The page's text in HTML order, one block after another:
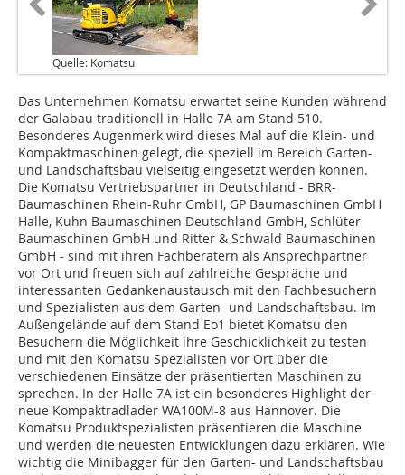
Quelle: Komatsu
Das Unternehmen Komatsu erwartet seine Kunden während
der Galabau traditionell in Halle 7A am Stand 510.
Besonderes Augenmerk wird dieses Mal auf die Klein- und
Kompaktmaschinen gelegt, die speziell im Bereich Garten-
und Landschaftsbau vielseitig eingesetzt werden können.
Die Komatsu Vertriebspartner in Deutschland - BRR-
Baumaschinen Rhein-Ruhr GmbH, GP Baumaschinen GmbH
Halle, Kuhn Baumaschinen Deutschland GmbH, Schlüter
Baumaschinen GmbH und Ritter & Schwald Baumaschinen
GmbH - sind mit ihren Fachberatern als Ansprechpartner
vor Ort und freuen sich auf zahlreiche Gespräche und
interessanten Gedankenaustausch mit den Fachbesuchern
und Spezialisten aus dem Garten- und Landschaftsbau. Im
Außengelände auf dem Stand Eo1 bietet Komatsu den
Besuchern die Möglichkeit ihre Geschicklichkeit zu testen
und mit den Komatsu Spezialisten vor Ort über die
verschiedenen Einsätze der präsentierten Maschinen zu
sprechen. In der Halle 7A ist ein besonderes Highlight der
neue Kompaktradlader WA100M-8 aus Hannover. Die
Komatsu Produktspezialisten präsentieren die Maschine
und werden die neuesten Entwicklungen dazu erklären. Wie
wichtig die Minibagger für den Garten- und Landschaftsbau